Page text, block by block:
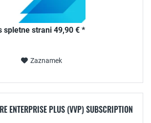
spletne strani 49,90 € *
Zaznamek
ENTERPRISE PLUS (VVP) SUBSCRIPTION